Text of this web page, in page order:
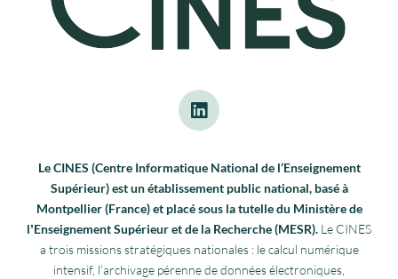
Le CINES (Centre Informatique National de l’Enseignement
Supérieur) est un établissement public national, basé à
Montpellier (France) et placé sous la tutelle du Ministère de
lʼEnseignement Supérieur et de la Recherche (MESR). Le CINES
a trois missions stratégiques nationales : le calcul numérique
intensif, l’archivage pérenne de données électroniques,